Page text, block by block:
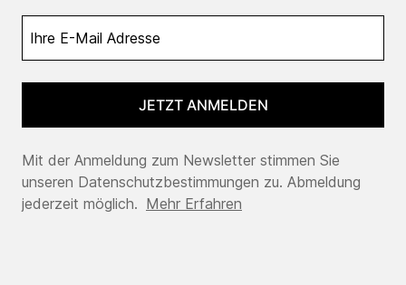
JETZT ANMELDEN
Mit der Anmeldung zum Newsletter stimmen Sie
unseren Datenschutzbestimmungen zu. Abmeldung
jederzeit möglich. Mehr Erfahren